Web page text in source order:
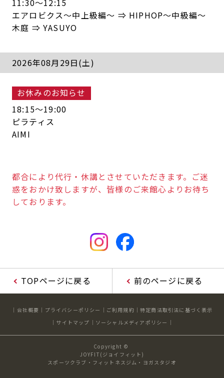
11:30〜12:15
エアロビクス～中上級編～ ⇒ HIPHOP～中級編～
木庭 ⇒ YASUYO
2026年08月29日(土)
お休みのお知らせ
18:15〜19:00
ピラティス
AIMI
都合により代行・休講とさせていただきます。ご迷
惑をおかけ致しますが、皆様のご来館心よりお待ち
しております。
TOPページに戻る 前のページに戻る
会社概要 プライバシーポリシー ご利用規約
特定商法取引法に基づく表示
サイトマップ
ソーシャルメディアポリシー
Copyright ©
JOYFIT(ジョイフィット)
スポーツクラブ・フィットネスジム・ヨガスタジオ